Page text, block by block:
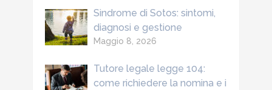
Sindrome di Sotos: sintomi,
diagnosi e gestione
Maggio 8, 2026
Tutore legale legge 104:
come richiedere la nomina e i